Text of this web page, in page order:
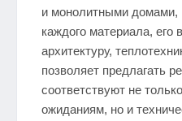
и монолитными домами,
каждого материала, его
архитектуру,
позволяет предлагать
соответствуют не
ожиданиям, но и